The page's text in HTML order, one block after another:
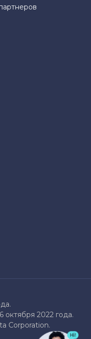
2022 года.
Corporation.